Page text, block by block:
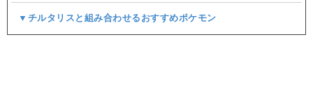
▼チルタリスと組み合わせるおすすめポケモン